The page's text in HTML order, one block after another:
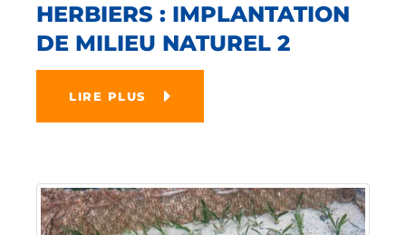
HERBIERS : IMPLANTATION
DE MILIEU NATUREL 2
LIRE PLUS